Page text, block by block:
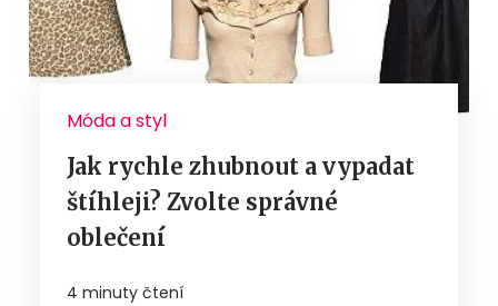
Móda a styl
Jak rychle zhubnout a vypadat
štíhleji? Zvolte správné
oblečení
4 minuty čtení